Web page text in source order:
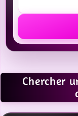
Chercher